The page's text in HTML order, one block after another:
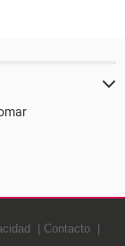
Contacto